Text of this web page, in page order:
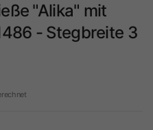
"Alika" mit
- Stegbreite 3